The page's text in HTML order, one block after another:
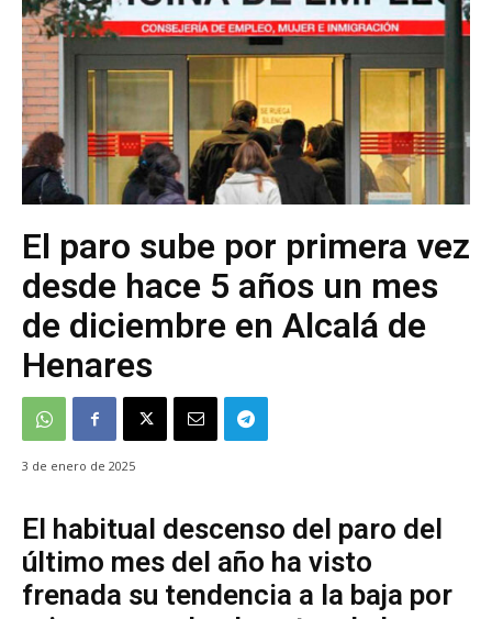
El paro sube por primera vez
desde hace 5 años un mes
de diciembre en Alcalá de
Henares
3 de enero de 2025
El habitual descenso del paro del
último mes del año ha visto
frenada su tendencia a la baja por